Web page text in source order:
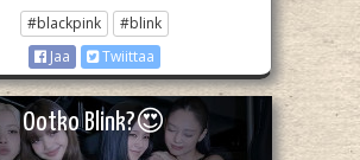
#blackpink
#blink
Jaa
Twiittaa
Ootko Blink?😍